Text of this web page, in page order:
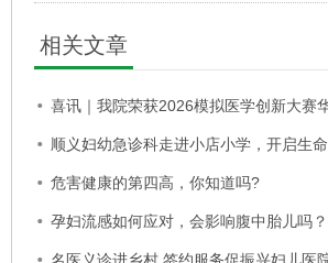
相关文章
喜讯｜我院荣获2026模拟医学创新大赛
顺义妇幼急诊科走进小店小学，开启生
危害健康的第四高，你知道吗?
孕妇流感如何应对，会影响腹中胎儿吗？